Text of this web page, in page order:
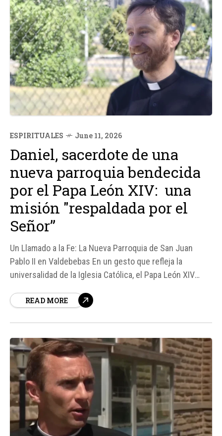
ESPIRITUALES June 11, 2026
Daniel, sacerdote de una
nueva parroquia bendecida
por el Papa León XIV: una
misión "respaldada por el
Señor”
Un Llamado a la Fe: La Nueva Parroquia de San Juan
Pablo II en Valdebebas En un gesto que refleja la
universalidad de la Iglesia Católica, el Papa León XIV
parroquias en la provincia eclesiástica de Madrid, entre
READ MORE